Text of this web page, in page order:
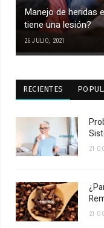
Manejo de heridas
tiene una lesión?
26 JULIO, 2021
RECIENTES
21
21